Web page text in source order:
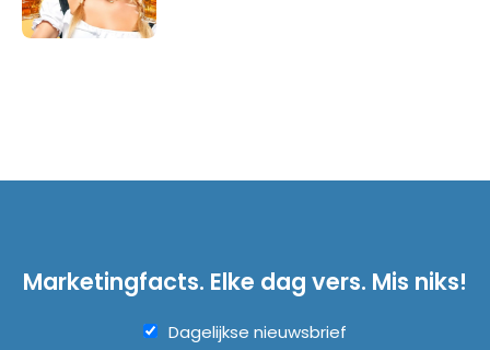
Marketingfacts. Elke dag vers. Mis niks!
Dagelijkse nieuwsbrief